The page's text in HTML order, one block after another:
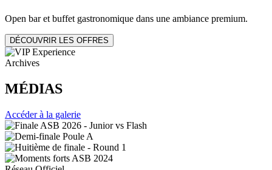
Open bar et buffet gastronomique dans une ambiance premium.
DÉCOUVRIR LES OFFRES
Archives
MÉDIAS
Accéder à la galerie